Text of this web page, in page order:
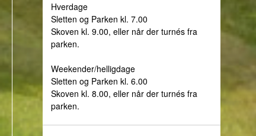
Hverdage
Sletten og Parken kl. 7.00
Skoven kl. 9.00, eller når der turnés fra
parken.
Weekender/helligdage
Sletten og Parken kl. 6.00
Skoven kl. 8.00, eller når der turnés fra
parken.